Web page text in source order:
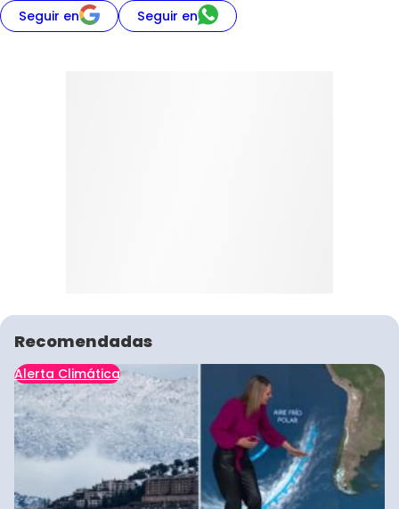
Seguir en Seguir en
Recomendadas
Alerta Climática